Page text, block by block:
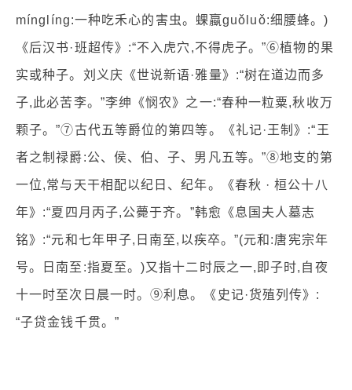
mínglíng:一种吃禾心的害虫。蜾蠃guǒluǒ:细腰蜂。)
《后汉书·班超传》:“不入虎穴,不得虎子。”⑥植物的果
实或种子。刘义庆《世说新语·雅量》:“树在道边而多
子,此必苦李。”李绅《悯农》之一:“春种一粒粟,秋收万
颗子。”⑦古代五等爵位的第四等。《礼记·王制》:“王
者之制禄爵:公、侯、伯、子、男凡五等。”⑧地支的第
一位,常与天干相配以纪日、纪年。《春秋 · 桓公十八
年》:“夏四月丙子,公薨于齐。”韩愈《息国夫人墓志
铭》:“元和七年甲子,日南至,以疾卒。”(元和:唐宪宗年
号。日南至:指夏至。)又指十二时辰之一,即子时,自夜
十一时至次日晨一时。⑨利息。《史记·货殖列传》:
“子贷金钱千贯。”